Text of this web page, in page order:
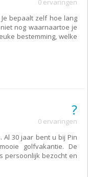
0 ervaringen
bepaalt zelf hoe lang
nog waarnaartoe je
bestemming, welke
?
0 ervaringen
Al 30 jaar bent u bij Pin
golfvakantie. De
persoonlijk bezocht en